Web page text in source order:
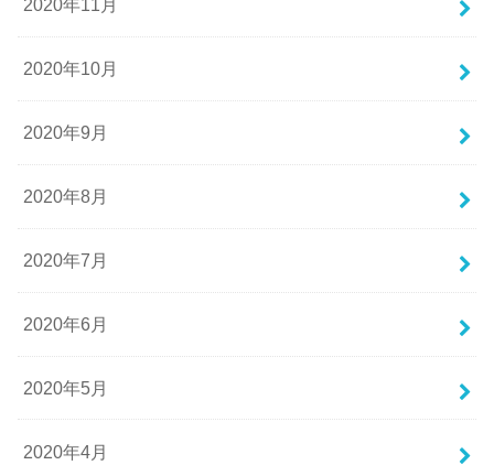
2020年11月
2020年10月
2020年9月
2020年8月
2020年7月
2020年6月
2020年5月
2020年4月